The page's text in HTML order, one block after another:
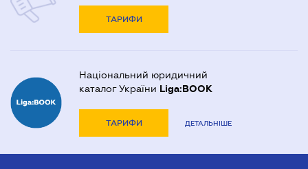
ТАРИФИ
Національний юридичний
каталог України Liga:BOOK
ТАРИФИ ДЕТАЛЬНІШЕ